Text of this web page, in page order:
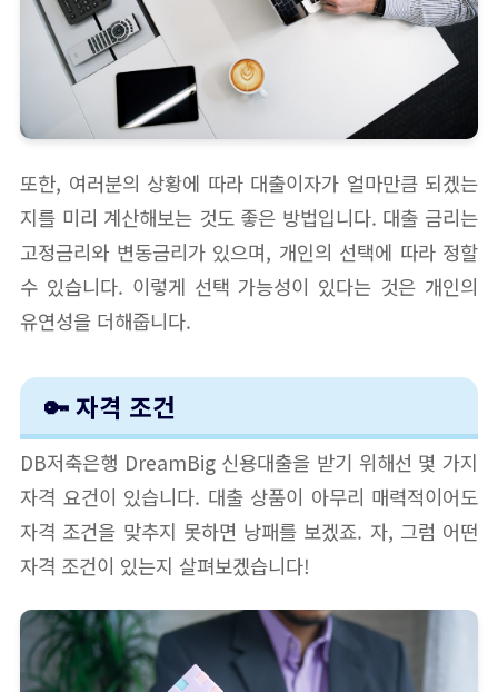
또한, 여러분의 상황에 따라 대출이자가 얼마만큼 되겠는
지를 미리 계산해보는 것도 좋은 방법입니다. 대출 금리는
고정금리와 변동금리가 있으며, 개인의 선택에 따라 정할
수 있습니다. 이렇게 선택 가능성이 있다는 것은 개인의
유연성을 더해줍니다.
🔑 자격 조건
DB저축은행 DreamBig 신용대출을 받기 위해선 몇 가지
자격 요건이 있습니다. 대출 상품이 아무리 매력적이어도
자격 조건을 맞추지 못하면 낭패를 보겠죠. 자, 그럼 어떤
자격 조건이 있는지 살펴보겠습니다!